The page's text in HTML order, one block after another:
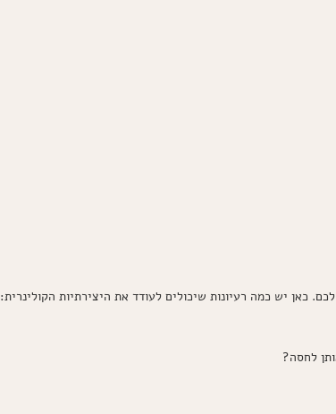
יש כמה רעיונות שיכולים לעודד את היצירתיות הקולינרית:
לחסה?